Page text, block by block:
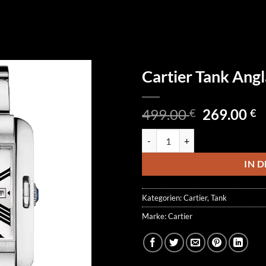
Cartier Tank
499.00€
499.00 €
269.00€
IN
Kategorien:Cartier, Tank
Marke:Cartier